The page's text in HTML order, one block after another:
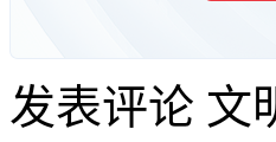
发表评论 文